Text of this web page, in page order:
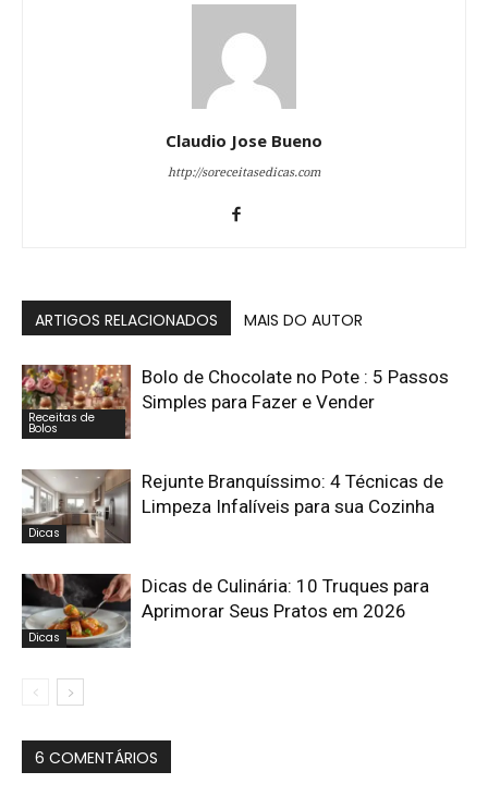
Claudio Jose Bueno
http://soreceitasedicas.com
ARTIGOS RELACIONADOS MAIS DO AUTOR
Receitas de
Bolos
Bolo de Chocolate no Pote : 5 Passos
Simples para Fazer e Vender
Dicas
Rejunte Branquíssimo: 4 Técnicas de
Limpeza Infalíveis para sua Cozinha
Dicas
Dicas de Culinária: 10 Truques para
Aprimorar Seus Pratos em 2026
6 COMENTÁRIOS